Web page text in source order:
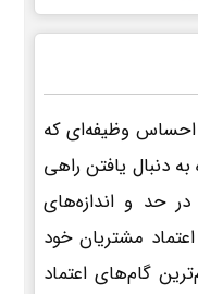
احساس وظیفه‌ای که
دنبال یافتن راهی
در حد و اندازه‌های
مشتریان خود
گام‌های اعتماد